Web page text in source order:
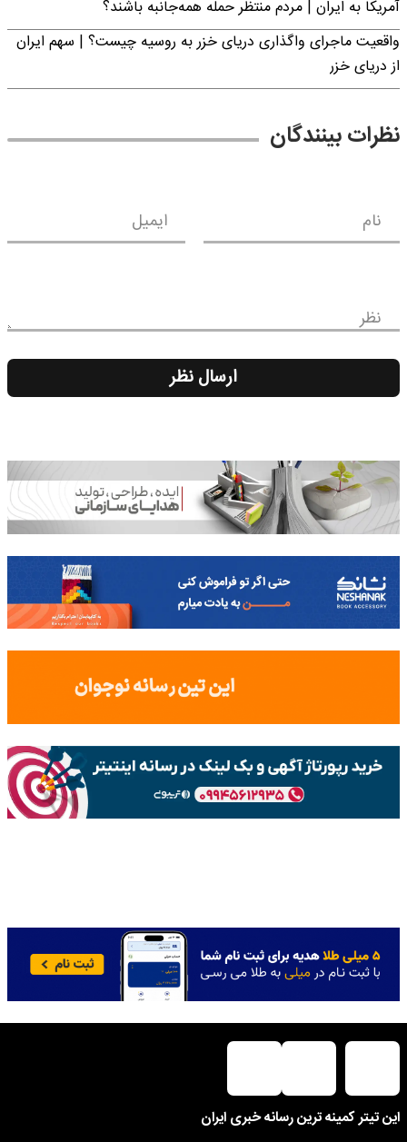
آمریکا به ایران | مردم منتظر حمله همه‌جانبه باشند؟
واقعیت ماجرای واگذاری دریای خزر به روسیه چیست؟ | سهم ایران
از دریای خزر
نظرات بینندگان
نام ایمیل
نظر
ارسال نظر
این تیتر کمینه ترین رسانه خبری ایران